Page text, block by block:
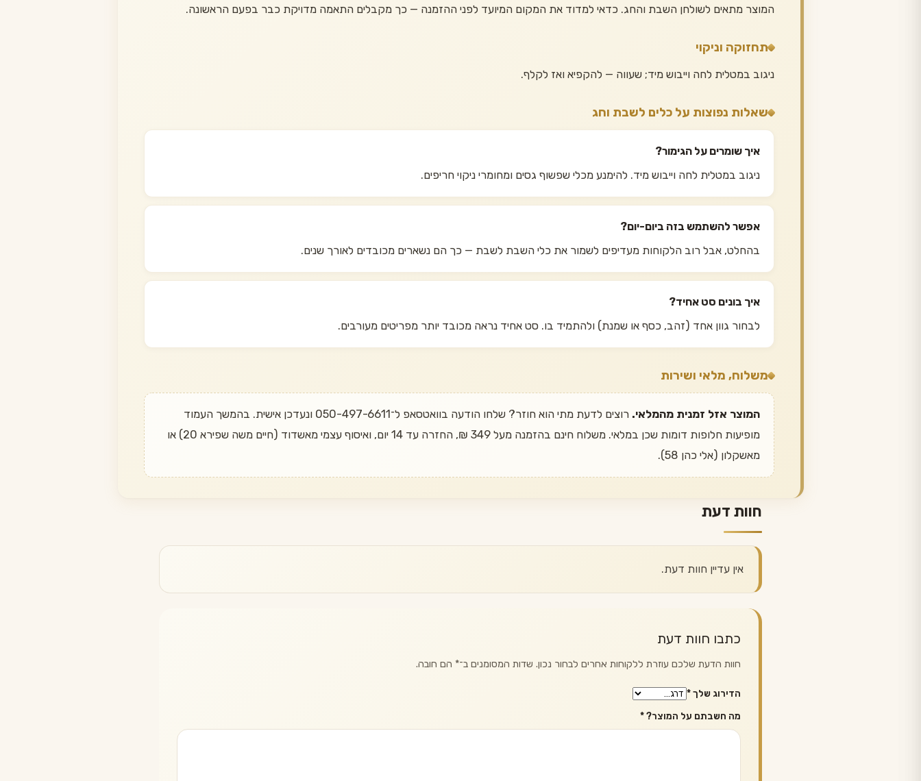
המוצר מתאים לשולחן השבת והחג. כדאי למדוד את המקום המיועד לפני ההזמנה — כך מקבלים התאמה מדויקת כבר בפעם הראשונה.
תחזוקה וניקוי
ניגוב במטלית לחה וייבוש מיד; שעווה — להקפיא ואז לקלף.
שאלות נפוצות על כלים לשבת וחג
איך שומרים על הגימור?
ניגוב במטלית לחה וייבוש מיד. להימנע מכלי שפשוף גסים ומחומרי ניקוי חריפים.
אפשר להשתמש בזה ביום-יום?
בהחלט, אבל רוב הלקוחות מעדיפים לשמור את כלי השבת לשבת — כך הם נשארים מכובדים לאורך שנים.
איך בונים סט אחיד?
לבחור גוון אחד (זהב, כסף או שמנת) ולהתמיד בו. סט אחיד נראה מכובד יותר מפריטים מעורבים.
משלוח, מלאי ושירות
המוצר אזל זמנית מהמלאי.
רוצים לדעת מתי הוא חוזר? שלחו הודעה בוואטסאפ ל־050-497-6611 ונעדכן אישית. בהמשך העמוד
מופיעות חלופות דומות שכן במלאי. משלוח חינם בהזמנה מעל 349 ₪, החזרה עד 14 יום, ואיסוף עצמי מאשדוד (חיים משה שפירא 20) או
מאשקלון (אלי כהן 58).
חוות דעת
אין עדיין חוות דעת.
כתבו חוות דעת
חוות הדעת שלכם עוזרת ללקוחות אחרים לבחור נכון. שדות המסומנים ב־* הם חובה.
הדירוג שלך*
מה חשבתם על המוצר?*